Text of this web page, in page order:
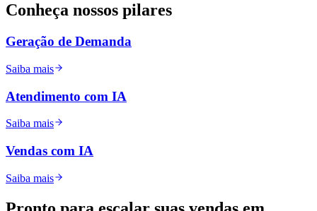
Conheça nossos pilares
Geração de Demanda
Saiba mais
Atendimento com IA
Saiba mais
Vendas com IA
Saiba mais